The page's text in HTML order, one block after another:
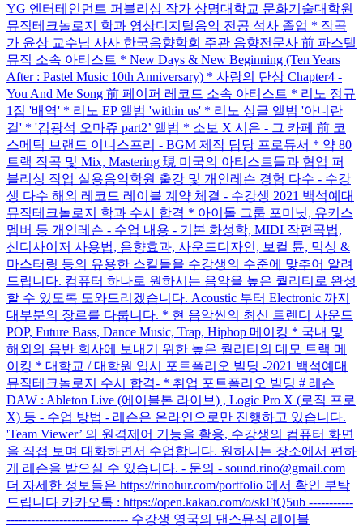
YG 엔터테인먼트 퍼블리싱 작가 상명대학교 문화기술대학원
뮤직테크놀로지 학과 영상디지털음악 전공 석사 졸업 * 작곡
가 윤상 교수님 사사 한국음향학회 주관 음향전문사 前 파스텔
뮤직 소속 아티스트 * New Days & New Beginning (Ten Years
After : Pastel Music 10th Anniversary) * 사랑의 단상 Chapter4 -
You And Me Song 前 페이퍼 레코드 소속 아티스트 * 리노 정규
1집 '배역' * 리노 EP 앨범 'within us' * 리노 싱글 앨범 '아니란
걸' * '김광석 오마쥬 part2’ 앨범 * 소보 X 시은 - 그 카페 前 코
스메틱 브랜드 이니스프리 - BGM 제작 담당 프로듀서 * 약 80
트랙 작곡 및 Mix, Mastering 現 미국의 아티스트들과 협업 퍼
블리싱 작업 실용음악학원 출강 및 개인레슨 경험 다수 - 수강
생 다수 해외 레코드 레이블 계약 체결 - 수강생 2021 백석예대
뮤직테크놀로지 학과 수시 합격 * 아이돌 그룹 포미닛, 유키스
멤버 등 개인레슨 - 수업 내용 - 기본 화성학, MIDI 작편곡법,
신디사이저 사용법, 음향효과, 사운드디자인, 보컬 튠, 믹싱 &
마스터링 등의 유용한 스킬들을 수강생의 수준에 맞추어 알려
드립니다. 컴퓨터 하나로 원하시는 음악을 높은 퀄리티로 완성
할 수 있도록 도와드리겠습니다. Acoustic 부터 Electronic 까지
대부분의 장르를 다룹니다. * 현 음악씬의 최신 트렌디 사운드
POP, Future Bass, Dance Music, Trap, Hiphop 메이킹 * 국내 및
해외의 음반 회사에 보내기 위한 높은 퀄리티의 데모 트랙 메
이킹 * 대학교 / 대학원 입시 포트폴리오 빌딩 -2021 백석예대
뮤직테크놀로지 수시 합격- * 취업 포트폴리오 빌딩 # 레슨
DAW : Ableton Live (에이블톤 라이브) , Logic Pro X (로직 프로
X) 등 - 수업 방법 - 레슨은 온라인으로만 진행하고 있습니다.
'Team Viewer’ 의 원격제어 기능을 활용, 수강생의 컴퓨터 화면
을 직접 보며 대화하면서 수업합니다. 원하시는 장소에서 편하
게 레슨을 받으실 수 있습니다. - 문의 - sound.rino@gmail.com
더 자세한 정보들은 https://rinohur.com/portfolio 에서 확인 부탁
드립니다 카카오톡 : https://open.kakao.com/o/skFtQ5ub -----------
------------------------------ 수강생 영국의 댄스뮤직 레이블